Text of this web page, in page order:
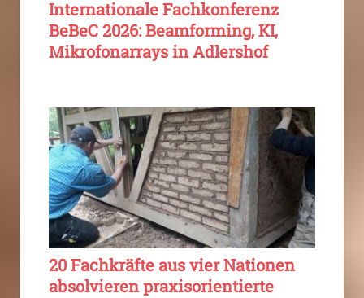
Internationale Fachkonferenz
BeBeC 2026: Beamforming, KI,
Mikrofonarrays in Adlershof
20 Fachkräfte aus vier Nationen
absolvieren praxisorientierte